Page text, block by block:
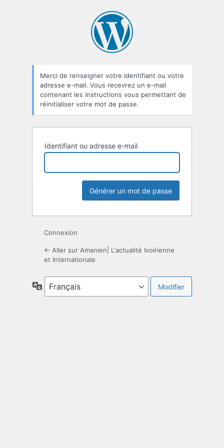
oublié
Merci de renseigner votre identifiant ou votre
adresse e-mail. Vous recevrez un e-mail
contenant les instructions vous permettant de
réinitialiser votre mot de passe.
Identifiant ou adresse e-mail
Connexion
← Aller sur Amanien| L'actualité Ivoirienne
et Internationale
Langue